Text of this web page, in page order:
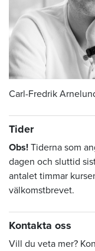
Carl-Fredrik
Tider
Obs! Tiderna som
dagen och sluttid
antalet timmar
välkomstbrevet.
Kontakta oss
Vill du veta mer?